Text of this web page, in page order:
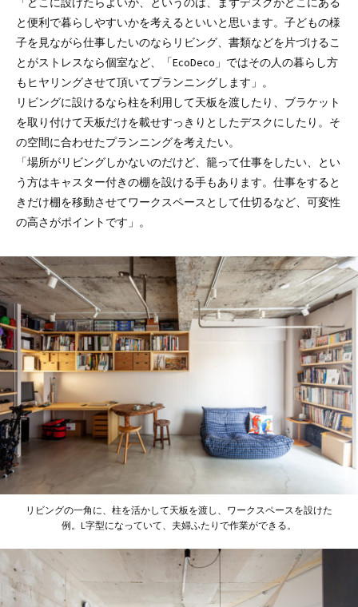
と便利で暮らしやすいかを考えるといいと思います。子どもの様
子を見ながら仕事したいのならリビング、書類などを片づけるこ
とがストレスなら個室など、「EcoDeco」ではその人の暮らし方
もヒヤリングさせて頂いてプランニングします」。
リビングに設けるなら柱を利用して天板を渡したり、ブラケット
を取り付けて天板だけを載せすっきりとしたデスクにしたり。そ
の空間に合わせたプランニングを考えたい。
「場所がリビングしかないのだけど、籠って仕事をしたい、とい
う方はキャスター付きの棚を設ける手もあります。仕事をすると
きだけ棚を移動させてワークスペースとして仕切るなど、可変性
の高さがポイントです」。
リビングの一角に、柱を活かして天板を渡し、ワークスペースを設けた
例。L字型になっていて、夫婦ふたりで作業ができる。